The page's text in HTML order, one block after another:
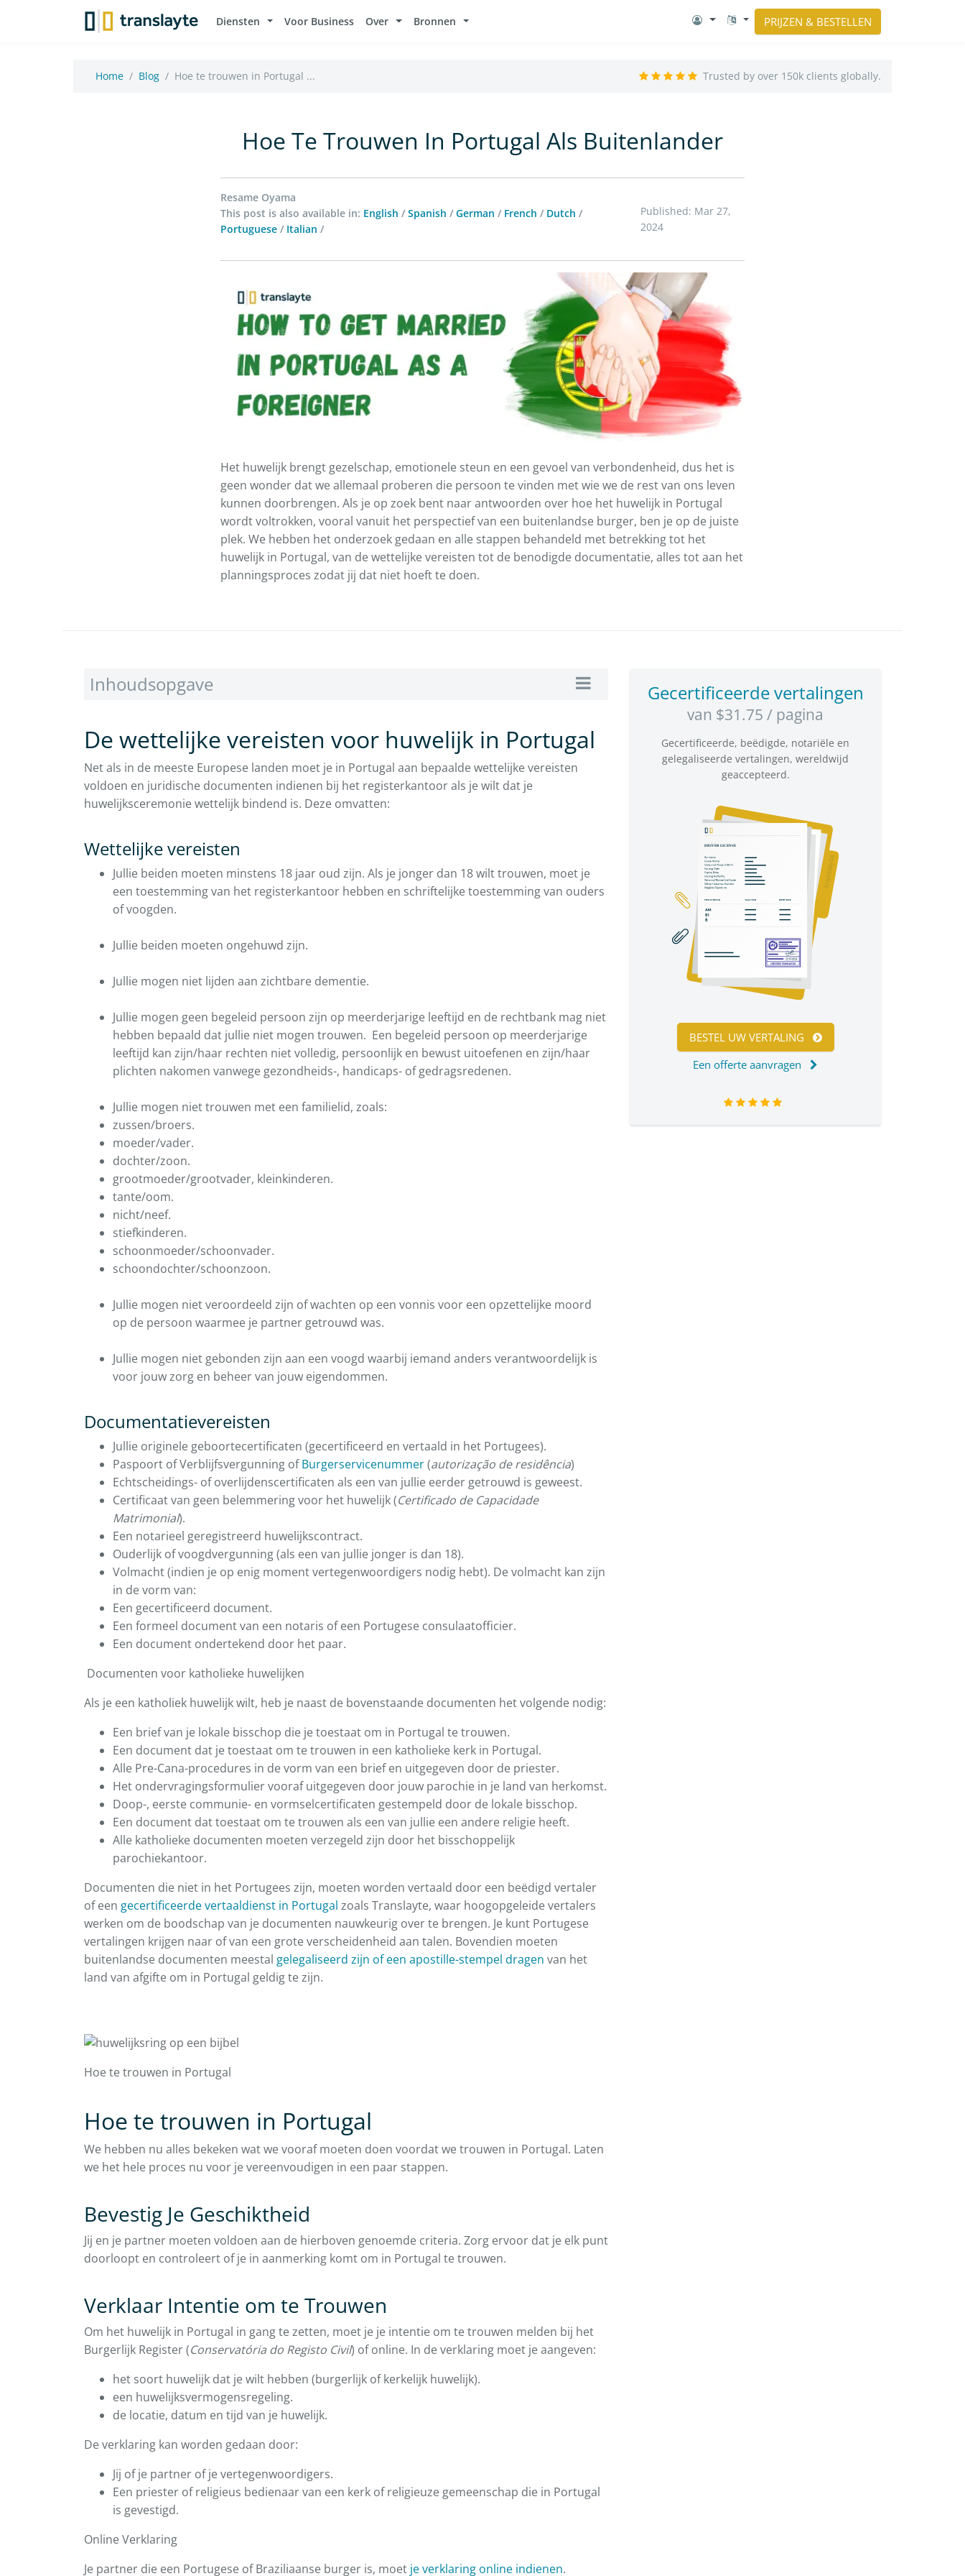
Diensten Voor Business Over Bronnen PRIJZEN & BESTELLEN
Home Blog Hoe te trouwen in Portugal ... Trusted by over 150k clients globally.
Hoe Te Trouwen In Portugal Als Buitenlander
Resame Oyama
This post is also available in: English / Spanish / German / French / Dutch /
Portuguese / Italian /
Published: Mar 27,
2024
Het huwelijk brengt gezelschap, emotionele steun en een gevoel van verbondenheid, dus het is
geen wonder dat we allemaal proberen die persoon te vinden met wie we de rest van ons leven
kunnen doorbrengen. Als je op zoek bent naar antwoorden over hoe het huwelijk in Portugal
wordt voltrokken, vooral vanuit het perspectief van een buitenlandse burger, ben je op de juiste
plek. We hebben het onderzoek gedaan en alle stappen behandeld met betrekking tot het
huwelijk in Portugal, van de wettelijke vereisten tot de benodigde documentatie, alles tot aan het
planningsproces zodat jij dat niet hoeft te doen.
Inhoudsopgave
De wettelijke vereisten voor huwelijk in Portugal
Net als in de meeste Europese landen moet je in Portugal aan bepaalde wettelijke vereisten
voldoen en juridische documenten indienen bij het registerkantoor als je wilt dat je
huwelijksceremonie wettelijk bindend is. Deze omvatten:
Wettelijke vereisten
Jullie beiden moeten minstens 18 jaar oud zijn. Als je jonger dan 18 wilt trouwen, moet je
een toestemming van het registerkantoor hebben en schriftelijke toestemming van ouders
of voogden.
Jullie beiden moeten ongehuwd zijn.
Jullie mogen niet lijden aan zichtbare dementie.
Jullie mogen geen begeleid persoon zijn op meerderjarige leeftijd en de rechtbank mag niet
hebben bepaald dat jullie niet mogen trouwen. Een begeleid persoon op meerderjarige
leeftijd kan zijn/haar rechten niet volledig, persoonlijk en bewust uitoefenen en zijn/haar
plichten nakomen vanwege gezondheids-, handicaps- of gedragsredenen.
Jullie mogen niet trouwen met een familielid, zoals:
zussen/broers.
moeder/vader.
dochter/zoon.
grootmoeder/grootvader, kleinkinderen.
tante/oom.
nicht/neef.
stiefkinderen.
schoonmoeder/schoonvader.
schoondochter/schoonzoon.
Jullie mogen niet veroordeeld zijn of wachten op een vonnis voor een opzettelijke moord
op de persoon waarmee je partner getrouwd was.
Jullie mogen niet gebonden zijn aan een voogd waarbij iemand anders verantwoordelijk is
voor jouw zorg en beheer van jouw eigendommen.
Documentatievereisten
Jullie originele geboortecertificaten (gecertificeerd en vertaald in het Portugees).
Paspoort of Verblijfsvergunning ofBurgerservicenummer(autorização de residência)
Echtscheidings- of overlijdenscertificaten als een van jullie eerder getrouwd is geweest.
Certificaat van geen belemmering voor het huwelijk (Certificado de Capacidade
Matrimonial).
Een notarieel geregistreerd huwelijkscontract.
Ouderlijk of voogdvergunning (als een van jullie jonger is dan 18).
Volmacht (indien je op enig moment vertegenwoordigers nodig hebt). De volmacht kan zijn
in de vorm van:
Een gecertificeerd document.
Een formeel document van een notaris of een Portugese consulaatofficier.
Een document ondertekend door het paar.
Documenten voor katholieke huwelijken
Als je een katholiek huwelijk wilt, heb je naast de bovenstaande documenten het volgende nodig:
Een brief van je lokale bisschop die je toestaat om in Portugal te trouwen.
Een document dat je toestaat om te trouwen in een katholieke kerk in Portugal.
Alle Pre-Cana-procedures in de vorm van een brief en uitgegeven door de priester.
Het ondervragingsformulier vooraf uitgegeven door jouw parochie in je land van herkomst.
Doop-, eerste communie- en vormselcertificaten gestempeld door de lokale bisschop.
Een document dat toestaat om te trouwen als een van jullie een andere religie heeft.
Alle katholieke documenten moeten verzegeld zijn door het bisschoppelijk
parochiekantoor.
Documenten die niet in het Portugees zijn, moeten worden vertaald door een beëdigd vertaler
of een gecertificeerde vertaaldienst in Portugal zoals Translayte, waar hoogopgeleide vertalers
werken om de boodschap van je documenten nauwkeurig over te brengen. Je kunt Portugese
vertalingen krijgen naar of van een grote verscheidenheid aan talen. Bovendien moeten
buitenlandse documenten meestal gelegaliseerd zijn of een apostille-stempel dragen van het
land van afgifte om in Portugal geldig te zijn.
Hoe te trouwen in Portugal
Hoe te trouwen in Portugal
We hebben nu alles bekeken wat we vooraf moeten doen voordat we trouwen in Portugal. Laten
we het hele proces nu voor je vereenvoudigen in een paar stappen.
Bevestig Je Geschiktheid
Jij en je partner moeten voldoen aan de hierboven genoemde criteria. Zorg ervoor dat je elk punt
doorloopt en controleert of je in aanmerking komt om in Portugal te trouwen.
Verklaar Intentie om te Trouwen
Om het huwelijk in Portugal in gang te zetten, moet je je intentie om te trouwen melden bij het
Burgerlijk Register (Conservatória do Registo Civil) of online. In de verklaring moet je aangeven:
het soort huwelijk dat je wilt hebben (burgerlijk of kerkelijk huwelijk).
een huwelijksvermogensregeling.
de locatie, datum en tijd van je huwelijk.
De verklaring kan worden gedaan door:
Jij of je partner of je vertegenwoordigers.
Een priester of religieus bedienaar van een kerk of religieuze gemeenschap die in Portugal
is gevestigd.
Online Verklaring
Je partner die een Portugese of Braziliaanse burger is, moet je verklaring online indienen.
Gecertificeerde vertalingen
van $31.75 / pagina
Gecertificeerde, beëdigde, notariële en
gelegaliseerde vertalingen, wereldwijd
geaccepteerd.
BESTEL UW VERTALING
Een offerte aanvragen